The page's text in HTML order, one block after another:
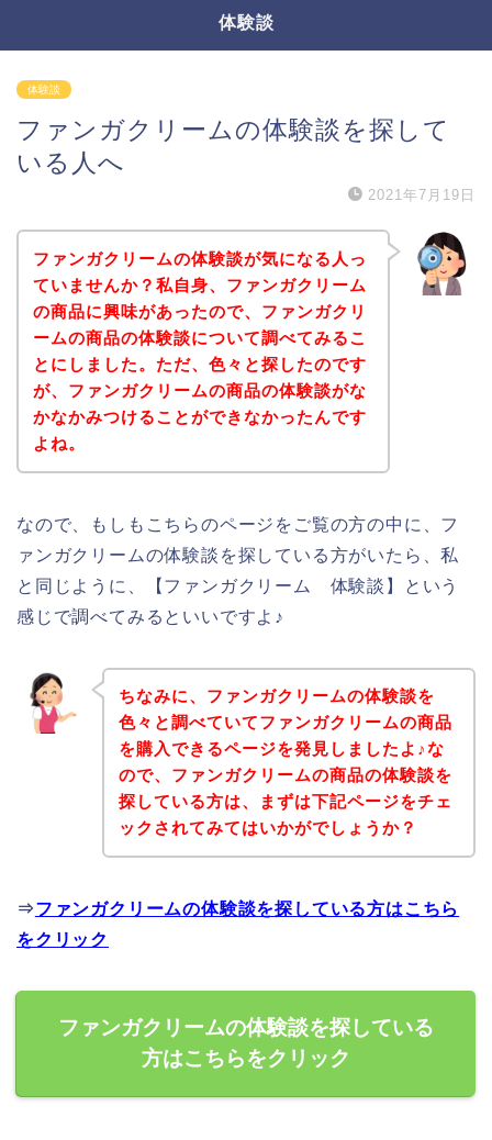
体験談
体験談
ファンガクリームの体験談を探して
いる人へ
2021年7月19日
ファンガクリームの体験談が気になる人っ
ていませんか？私自身、ファンガクリーム
の商品に興味があったので、ファンガクリ
ームの商品の体験談について調べてみるこ
とにしました。ただ、色々と探したのです
が、ファンガクリームの商品の体験談がな
かなかみつけることができなかったんです
よね。
なので、もしもこちらのページをご覧の方の中に、フ
ァンガクリームの体験談を探している方がいたら、私
と同じように、【ファンガクリーム 体験談】という
感じで調べてみるといいですよ♪
ちなみに、ファンガクリームの体験談を
色々と調べていてファンガクリームの商品
を購入できるページを発見しましたよ♪な
ので、ファンガクリームの商品の体験談を
探している方は、まずは下記ページをチェ
ックされてみてはいかがでしょうか？
⇒ファンガクリームの体験談を探している方はこちら
をクリック
ファンガクリームの体験談を探している
方はこちらをクリック